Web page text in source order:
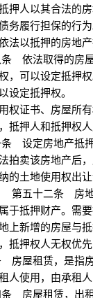
押人以其合法的
务履行担保的行
法以抵押的房地
法取得的房屋
权，可以设定抵
以设定抵押权
用权证书、房屋
押人和抵押权
定房地产抵押
拍卖该房地产后
的土地使用权出
五十二条 房地
于抵押财产。需
上新增的房屋与
抵押权人无权优
租赁，是指房
人使用，由承租
屋租赁，出租